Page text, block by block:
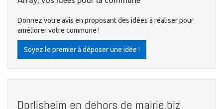
Donnez votre avis en proposant des idées à réaliser pour
améliorer votre commune !
Soyez le premier à déposer une idée !
Dorlisheim en dehors de mairie.biz